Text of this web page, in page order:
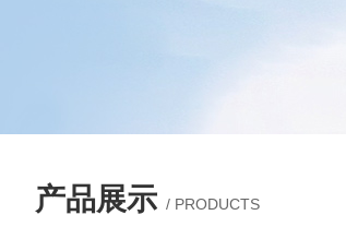
产品展示 / PRODUCTS